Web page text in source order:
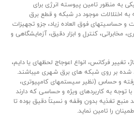
به منظور تامین پیوسته انرژی برای
اختلالات موجود در شبکه و قطع برق
حساسیت­های فوق­ العاده زیاد، جزو تجهیزات
مخابراتی، کنترل و ابزار دقیق، آزمایشگاهی و
تغییر فرکانس، انواع اعوجاج لحظه­ای یا دایم،
شده بر روی شبکه­ های برق شهری می­باشند.
و حساس (نظیر سیستم­های کامپیوتری،
توجه به کاربردهای ویژه و حساسی که دارند
منبع تغذیه بدون وقفه و نسبتاً دقیق بوده تا
را تامین نماید.